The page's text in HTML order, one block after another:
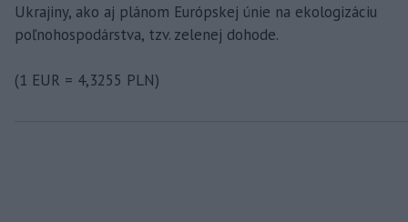
Ukrajiny, ako aj plánom Európskej únie na ekologizáciu
poľnohospodárstva, tzv. zelenej dohode.
(1 EUR = 4,3255 PLN)